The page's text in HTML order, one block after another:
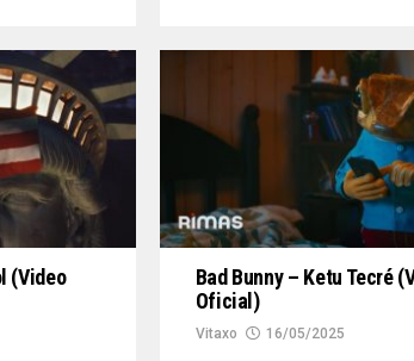
(Video
Bad Bunny – Ketu Tecré
Oficial)
Vitaxo 16/05/2025